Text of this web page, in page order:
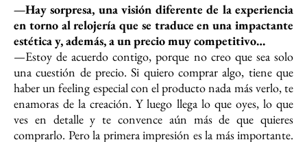
—Hay sorpresa, una visión diferente de la experiencia
en torno al relojería que se traduce en una impactante
estética y, además, a un precio muy competitivo…
—Estoy de acuerdo contigo, porque no creo que sea solo
una cuestión de precio. Si quiero comprar algo, tiene que
haber un feeling especial con el producto nada más verlo, te
enamoras de la creación. Y luego llega lo que oyes, lo que
ves en detalle y te convence aún más de que quieres
comprarlo. Pero la primera impresión es la más importante.